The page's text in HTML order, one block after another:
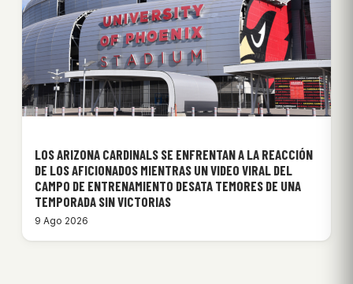
LOS ARIZONA CARDINALS SE ENFRENTAN A LA REACCIÓN
DE LOS AFICIONADOS MIENTRAS UN VIDEO VIRAL DEL
CAMPO DE ENTRENAMIENTO DESATA TEMORES DE UNA
TEMPORADA SIN VICTORIAS
9 Ago 2026